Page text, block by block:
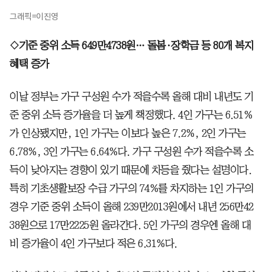
그래픽=이진영
◇기준 중위 소득 649만4738원… 돌봄·장학금 등 80개 복지
혜택 증가
이날 정부는 가구 구성원 수가 적을수록 올해 대비 내년도 기
준 중위 소득 증가율을 더 높게 책정했다. 4인 가구는 6.51%
가 인상됐지만, 1인 가구는 이보다 높은 7.2%, 2인 가구는
6.78%, 3인 가구는 6.64%다. 가구 구성원 수가 적을수록 소
득이 낮아지는 경향이 있기 때문에 차등을 줬다는 설명이다.
특히 기초생활보장 수급 가구의 74%를 차지하는 1인 가구의
경우 기준 중위 소득이 올해 239만2013원에서 내년 256만42
38원으로 17만2225원 올라간다. 5인 가구의 경우엔 올해 대
비 증가율이 4인 가구보다 적은 6.31%다.